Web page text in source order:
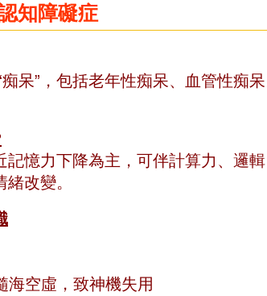
知障礙症
呆”，包括老年性痴呆、血管性痴呆
記憶力下降為主，可伴計算力、邏輯
改變。
海空虛，致神機失用